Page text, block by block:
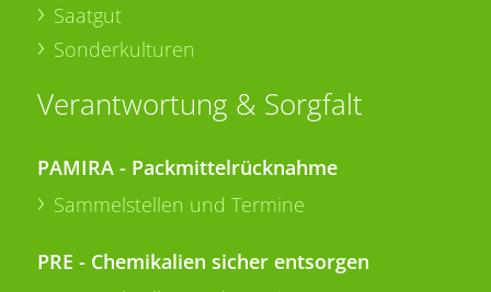
Saatgut
Sonderkulturen
Verantwortung & Sorgfalt
PAMIRA - Packmittelrücknahme
Sammelstellen und Termine
PRE - Chemikalien sicher entsorgen